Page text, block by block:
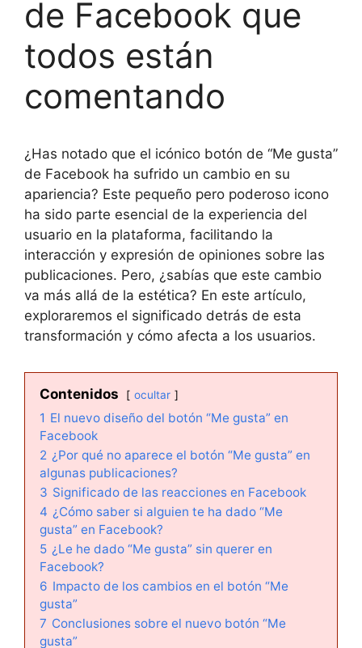
de Facebook que
todos están
comentando
¿Has notado que el icónico botón de “Me gusta”
de Facebook ha sufrido un cambio en su
apariencia? Este pequeño pero poderoso icono
ha sido parte esencial de la experiencia del
usuario en la plataforma, facilitando la
interacción y expresión de opiniones sobre las
publicaciones. Pero, ¿sabías que este cambio
va más allá de la estética? En este artículo,
exploraremos el significado detrás de esta
transformación y cómo afecta a los usuarios.
Contenidos ocultar
1 El nuevo diseño del botón “Me gusta” en
Facebook
2 ¿Por qué no aparece el botón “Me gusta” en
algunas publicaciones?
3 Significado de las reacciones en Facebook
4 ¿Cómo saber si alguien te ha dado “Me
gusta” en Facebook?
5 ¿Le he dado “Me gusta” sin querer en
Facebook?
6 Impacto de los cambios en el botón “Me
gusta”
7 Conclusiones sobre el nuevo botón “Me
gusta”